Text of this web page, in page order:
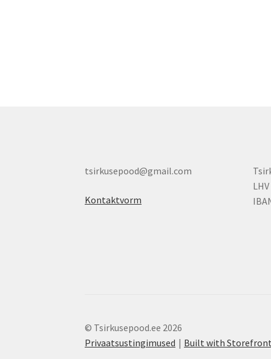
tsirkusepood@gmail.com
Kontaktvorm
© Tsirkusepood.ee 2026
Privaatsustingimused
Built with